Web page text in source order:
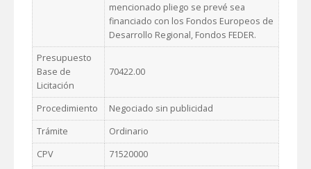
mencionado pliego se prevé sea
financiado con los Fondos Europeos de
Desarrollo Regional, Fondos FEDER.
Presupuesto
Base de
Licitación
70422.00
Procedimiento
Negociado sin publicidad
Trámite
Ordinario
CPV
71520000